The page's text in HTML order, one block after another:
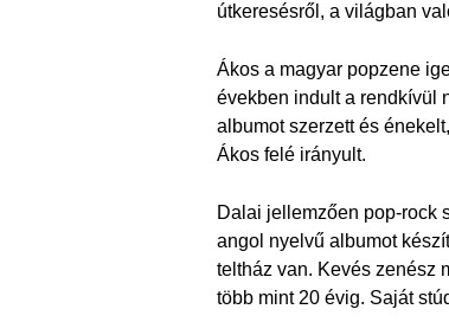
útkeresésről, a világban
Ákos a magyar popzene
években indult a rendkívül
albumot szerzett és
Ákos felé irányult.
Dalai jellemzően pop-rock
angol nyelvű albumot
teltház van. Kevés zenész
több mint 20 évig. Saját